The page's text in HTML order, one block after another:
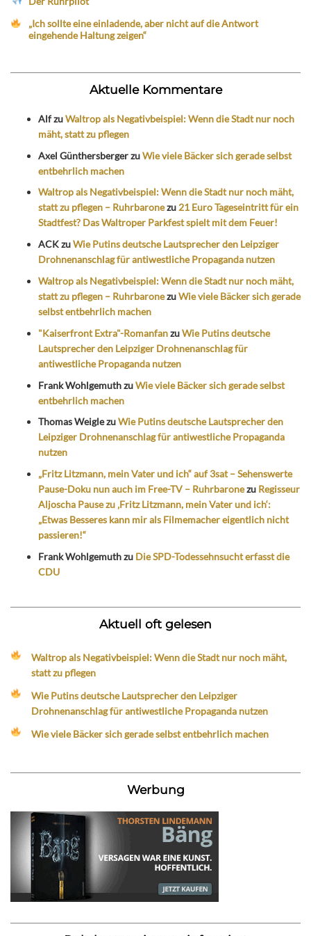
„Ich sollte eine einladende, aber nicht auf die Antwort
eingehende Haltung zeigen“
Aktuelle Kommentare
AlfzuWaltrop als Negativbeispiel: Wenn die Stadt nur noch
mäht, statt zu pflegen
Axel GünthersbergerzuWie viele Bäcker sich gerade selbst
entbehrlich machen
Waltrop als Negativbeispiel: Wenn die Stadt nur noch mäht,
statt zu pflegen – Ruhrbaronezu21 Euro Tageseintritt für ein
Stadtfest? Das Waltroper Parkfest spielt mit dem Feuer!
ACKzuWie Putins deutsche Lautsprecher den Leipziger
Drohnenanschlag für antiwestliche Propaganda nutzen
Waltrop als Negativbeispiel: Wenn die Stadt nur noch mäht,
statt zu pflegen – RuhrbaronezuWie viele Bäcker sich gerade
selbst entbehrlich machen
"Kaiserfront Extra"-RomanfanzuWie Putins deutsche
Lautsprecher den Leipziger Drohnenanschlag für
antiwestliche Propaganda nutzen
Frank WohlgemuthzuWie viele Bäcker sich gerade selbst
entbehrlich machen
Thomas WeiglezuWie Putins deutsche Lautsprecher den
Leipziger Drohnenanschlag für antiwestliche Propaganda
nutzen
„Fritz Litzmann, mein Vater und ich“ auf 3sat – Sehenswerte
Pause-Doku nun auch im Free-TV – Ruhrbaronezu Regisseur
Aljoscha Pause zu ‚Fritz Litzmann, mein Vater und ich‘:
„Etwas Besseres kann mir als Filmemacher eigentlich nicht
passieren!“
Frank Wohlgemuthzu Die SPD-Todessehnsucht erfasst die
CDU
Aktuell oft gelesen
Waltrop als Negativbeispiel: Wenn die Stadt nur noch mäht,
statt zu pflegen
Wie Putins deutsche Lautsprecher den Leipziger
Drohnenanschlag für antiwestliche Propaganda nutzen
Wie viele Bäcker sich gerade selbst entbehrlich machen
Werbung